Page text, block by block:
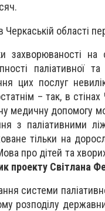
Черкаській області
на
паліативної
цих послуг
– так, в стінах
медичну допомогу
з паліативними
тільки на
про дітей та
проекту Світлана
системи
розподілу